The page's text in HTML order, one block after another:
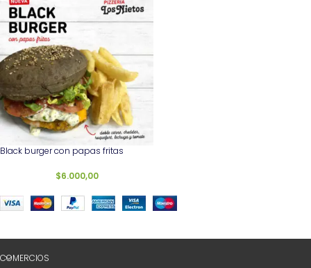
Black burger con papas fritas
$6.000,00
COMERCIOS